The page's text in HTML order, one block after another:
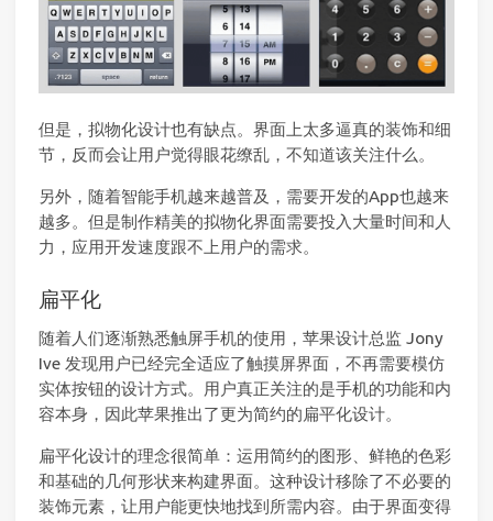
但是，拟物化设计也有缺点。界面上太多逼真的装饰和细
节，反而会让用户觉得眼花缭乱，不知道该关注什么。
另外，随着智能手机越来越普及，需要开发的App也越来
越多。但是制作精美的拟物化界面需要投入大量时间和人
力，应用开发速度跟不上用户的需求。
扁平化
随着人们逐渐熟悉触屏手机的使用，苹果设计总监 Jony
Ive 发现用户已经完全适应了触摸屏界面，不再需要模仿
实体按钮的设计方式。用户真正关注的是手机的功能和内
容本身，因此苹果推出了更为简约的扁平化设计。
扁平化设计的理念很简单：运用简约的图形、鲜艳的色彩
和基础的几何形状来构建界面。这种设计移除了不必要的
装饰元素，让用户能更快地找到所需内容。由于界面变得